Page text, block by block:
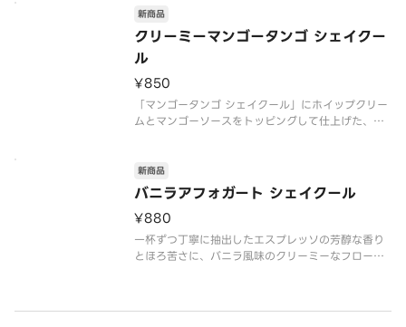
ださい。※写真はイメージです。
クリーミーマンゴータンゴ シェイクー
ル
新商品
¥850
「マンゴータンゴ シェイクール」にホイップクリー
ムとマンゴーソースをトッピングして仕上げた、季
しみください。
※食物アレルギー・エネルギー情報に関しては、タ
リーズコー
バニラアフォガート シェイクール
新商品
¥880
一杯ずつ丁寧に抽出したエスプレッソの芳醇な香り
とほろ苦さに、バニラ風味のクリーミーなフローズ